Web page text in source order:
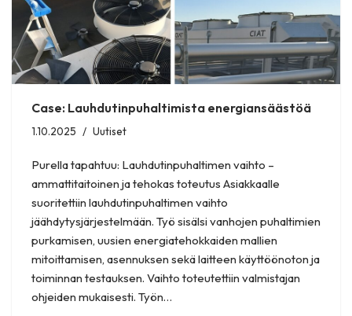
Case: Lauhdutinpuhaltimista energiansäästöä
1.10.2025 Uutiset
Purella tapahtuu: Lauhdutinpuhaltimen vaihto –
ammattitaitoinen ja tehokas toteutus Asiakkaalle
suoritettiin lauhdutinpuhaltimen vaihto
jäähdytysjärjestelmään. Työ sisälsi vanhojen puhaltimien
purkamisen, uusien energiatehokkaiden mallien
mitoittamisen, asennuksen sekä laitteen käyttöönoton ja
toiminnan testauksen. Vaihto toteutettiin valmistajan
ohjeiden mukaisesti. Työn…